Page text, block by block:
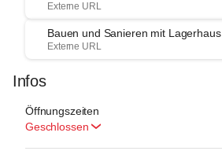
Externe URL
Bauen und Sanieren mit Lagerhaus
Externe URL
Infos
Öffnungszeiten
Geschlossen